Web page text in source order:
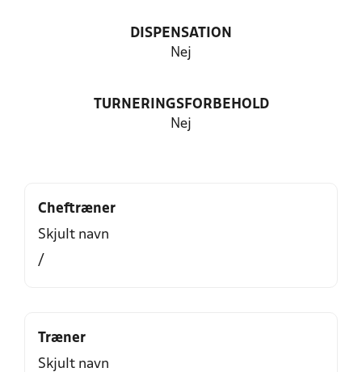
DISPENSATION
Nej
TURNERINGSFORBEHOLD
Nej
Cheftræner
Skjult navn
/
Træner
Skjult navn